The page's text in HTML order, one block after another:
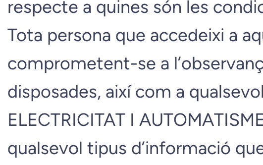
respecte a quines són les
Tota persona que accedeixi a
comprometent-se a
disposades, així com a
ELECTRICITAT I
qualsevol tipus d’informació